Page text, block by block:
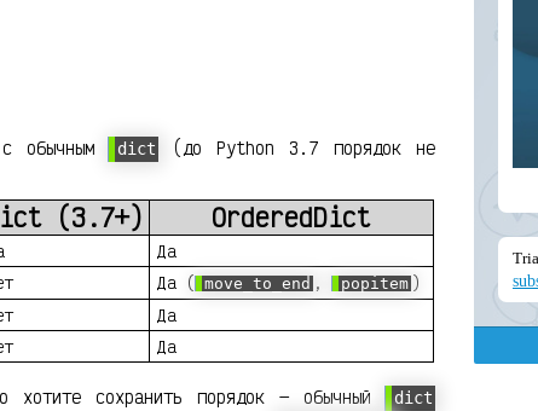
обычным dict
(до Python 3.7 порядок не
(3.7+) OrderedDict
Да
Да ( move_to_end , popitem )
Да
Да
сохранить порядок — обычный dict